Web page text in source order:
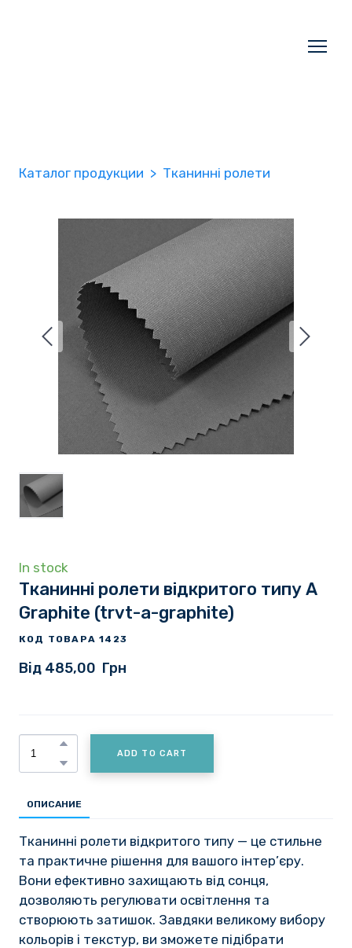
Каталог продукции Тканинні ролети
In stock
Тканинні ролети відкритого типу A
Graphite (trvt-a-graphite)
КОД ТОВАРА 1423
Від 485,00  Грн
ADD TO CART
ОПИСАНИЕ
Тканинні ролети відкритого типу — це стильне
та практичне рішення для вашого інтер’єру.
Вони ефективно захищають від сонця,
дозволяють регулювати освітлення та
створюють затишок. Завдяки великому вибору
кольорів і текстур, ви зможете підібрати